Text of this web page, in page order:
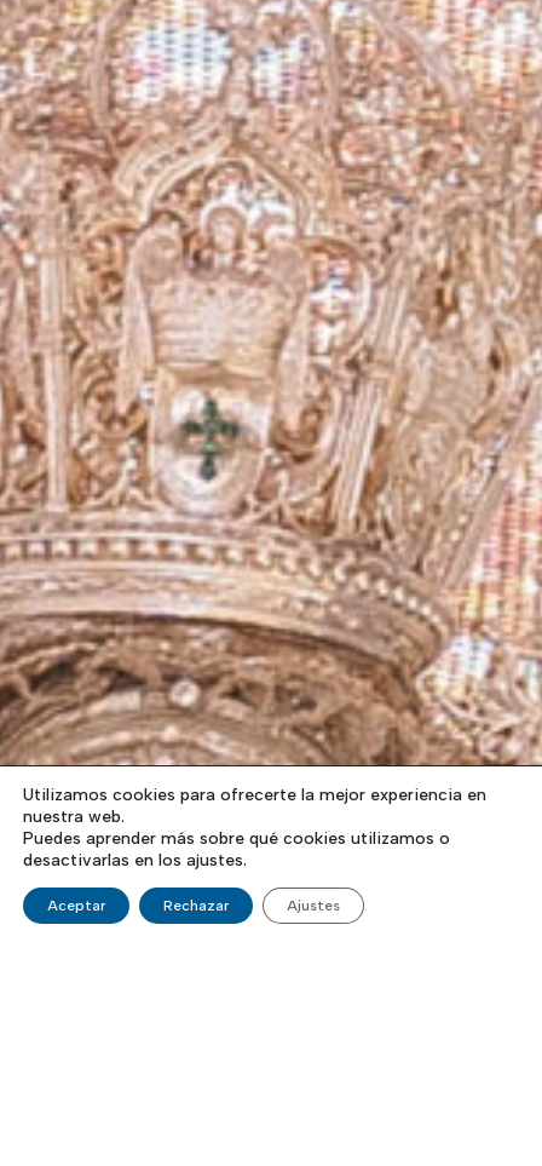
Utilizamos cookies para ofrecerte la mejor experiencia en
nuestra web.
Puedes aprender más sobre qué cookies utilizamos o
desactivarlas en los ajustes.
Aceptar Rechazar Ajustes